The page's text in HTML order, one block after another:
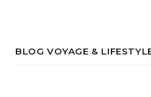
BLOG VOYAGE &